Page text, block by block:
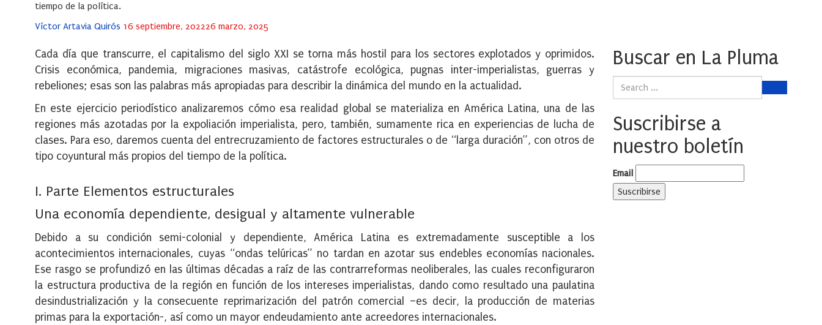
tiempo de la política.
Víctor Artavia Quirós Posted
16 septiembre, 202226 marzo, 2025
Cada día que transcurre, el capitalismo del siglo XXI se torna más hostil para los sectores explotados y oprimidos.
Crisis económica, pandemia, migraciones masivas, catástrofe ecológica, pugnas inter-imperialistas, guerras y
rebeliones; esas son las palabras más apropiadas para describir la dinámica del mundo en la actualidad.
En este ejercicio periodístico analizaremos cómo esa realidad global se materializa en América Latina, una de las
regiones más azotadas por la expoliación imperialista, pero, también, sumamente rica en experiencias de lucha de
clases. Para eso, daremos cuenta del entrecruzamiento de factores estructurales o de “larga duración”, con otros de
tipo coyuntural más propios del tiempo de la política.
I. Parte Elementos estructurales
Una economía dependiente, desigual y altamente vulnerable
Debido a su condición semi-colonial y dependiente, América Latina es extremadamente susceptible a los
acontecimientos internacionales, cuyas “ondas telúricas” no tardan en azotar sus endebles economías nacionales.
Ese rasgo se profundizó en las últimas décadas a raíz de las contrarreformas neoliberales, las cuales reconfiguraron
la estructura productiva de la región en función de los intereses imperialistas, dando como resultado una paulatina
desindustrialización y la consecuente reprimarización del patrón comercial –es decir, la producción de materias
primas para la exportación-, así como un mayor endeudamiento ante acreedores internacionales.
Buscar en La Pluma
Suscribirse a
nuestro boletín
Email